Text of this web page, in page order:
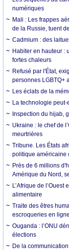
numériques
Mali : Les frappes
de la Russie, tuent
Cadmium : des
Habiter en hauteur :
fortes chaleurs
Refusé par l'État,
personnes LGBTQ+
Les éclats de la
La technologie
Inspection du hijab,
Ukraine : le chef de
meurtrières
Tribune. Les États
politique américaine
Près de 6 millions
Amérique du Nord,
L’Afrique de
alimentaire
Traite des êtres
escroqueries en ligne
Ouganda : l’ONU
élections
De la